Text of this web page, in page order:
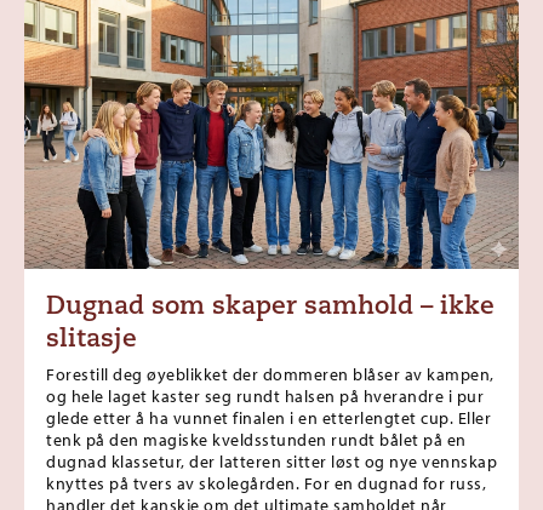
Dugnad som skaper samhold – ikke
slitasje
Forestill deg øyeblikket der dommeren blåser av kampen,
og hele laget kaster seg rundt halsen på hverandre i pur
glede etter å ha vunnet finalen i en etterlengtet cup. Eller
tenk på den magiske kveldsstunden rundt bålet på en
dugnad klassetur, der latteren sitter løst og nye vennskap
knyttes på tvers av skolegården. For en dugnad for russ,
handler det kanskje om det ultimate samholdet når